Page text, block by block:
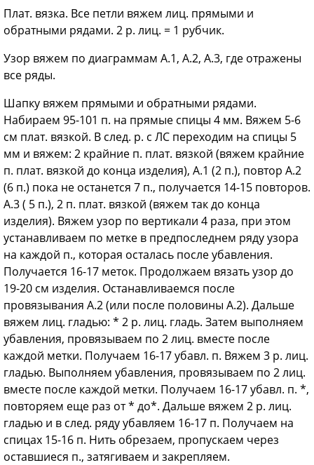
Плат. вязка. Все петли вяжем лиц. прямыми и
обратными рядами. 2 р. лиц. = 1 рубчик.
Узор вяжем по диаграммам А.1, А.2, А.3, где отражены
все ряды.
Шапку вяжем прямыми и обратными рядами.
Набираем 95-101 п. на прямые спицы 4 мм. Вяжем 5-6
см плат. вязкой. В след. р. с ЛС переходим на спицы 5
мм и вяжем: 2 крайние п. плат. вязкой (вяжем крайние
п. плат. вязкой до конца изделия), А.1 (2 п.), повтор А.2
(6 п.) пока не останется 7 п., получается 14-15 повторов.
А.3 ( 5 п.), 2 п. плат. вязкой (вяжем так до конца
изделия). Вяжем узор по вертикали 4 раза, при этом
устанавливаем по метке в предпоследнем ряду узора
на каждой п., которая осталась после убавления.
Получается 16-17 меток. Продолжаем вязать узор до
19-20 см изделия. Останавливаемся после
провязывания А.2 (или после половины А.2). Дальше
вяжем лиц. гладью: * 2 р. лиц. гладь. Затем выполняем
убавления, провязываем по 2 лиц. вместе после
каждой метки. Получаем 16-17 убавл. п. Вяжем 3 р. лиц.
гладью. Выполняем убавления, провязываем по 2 лиц.
вместе после каждой метки. Получаем 16-17 убавл. п. *,
повторяем еще раз от * до*. Дальше вяжем 2 р. лиц.
гладью и в след. ряду убавляем 16-17 п. Получаем на
спицах 15-16 п. Нить обрезаем, пропускаем через
оставшиеся п., затягиваем и закрепляем.